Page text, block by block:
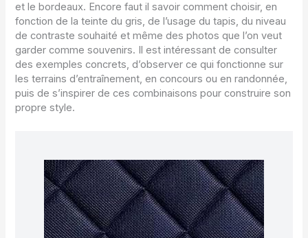
et le bordeaux. Encore faut il savoir comment choisir, en
fonction de la teinte du gris, de l’usage du tapis, du niveau
de contraste souhaité et même des photos que l’on veut
garder comme souvenirs. Il est intéressant de consulter
des exemples concrets, d’observer ce qui fonctionne sur
les terrains d’entraînement, en concours ou en randonnée,
puis de s’inspirer de ces combinaisons pour construire son
propre style.